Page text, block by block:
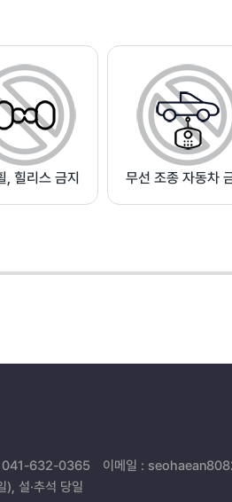
, 힐리스 금지 무선 조종 자동차
041-632-0365
이메일 :
설·추석 당일